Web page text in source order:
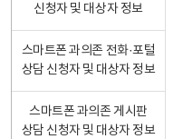
신청자 및 대상자 정보
스마트폰 과의존 전화·포털
상담 신청자 및 대상자 정보
스마트폰 과의존 게시판
상담 신청자 및 대상자 정보